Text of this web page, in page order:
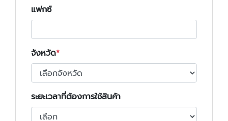
แฟกซ์
จังหวัด
ระยะเวลาที่ต้องการใช้สินค้า